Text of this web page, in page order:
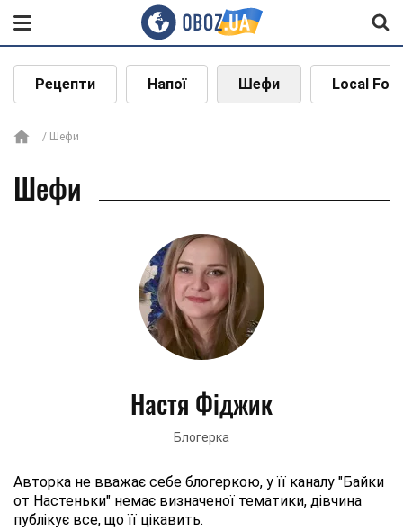
Рецепти Напої Шефи Local
Шефи
Шефи
Настя Фіджик
Блогерка
Авторка не вважає себе блогеркою, у її каналу "Байки
от Настеньки" немає визначеної тематики, дівчина
публікує все, що її цікавить.